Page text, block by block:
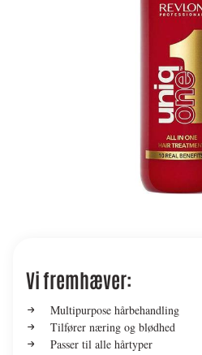
Vi fremhæver:
Multipurpose hårbehandling
Tilfører næring og blødhed
Passer til alle hårtyper